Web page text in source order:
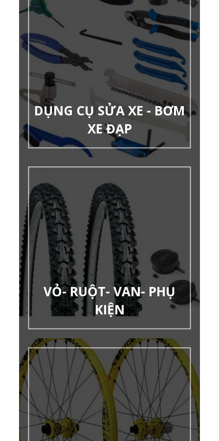
DỤNG CỤ SỬA XE - BƠM
XE ĐẠP
VỎ- RUỘT- VAN- PHỤ
KIỆN